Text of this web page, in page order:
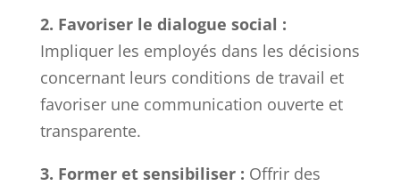
2. Favoriser le dialogue social :
Impliquer les employés dans les décisions
concernant leurs conditions de travail et
favoriser une communication ouverte et
transparente.
3. Former et sensibiliser : Offrir des